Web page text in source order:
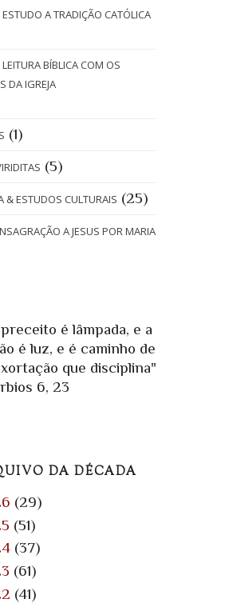
A TRADIÇÃO CATÓLICA
BÍBLICA COM OS
DA IGREJA
(1)
(5)
& ESTUDOS CULTURAIS (25)
A JESUS POR MARIA
é lâmpada, e a
é luz, e é caminho de
que disciplina"
6, 23
DA DÉCADA
(29)
(51)
(37)
(61)
(41)